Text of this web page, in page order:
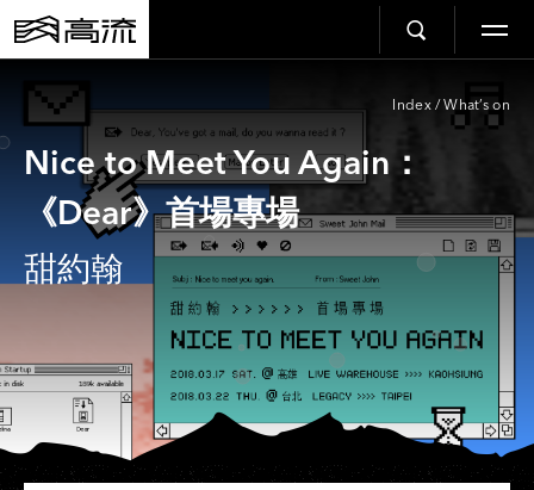
Index / What’s on
Nice to Meet You Again：
《Dear》首場專場
甜約翰